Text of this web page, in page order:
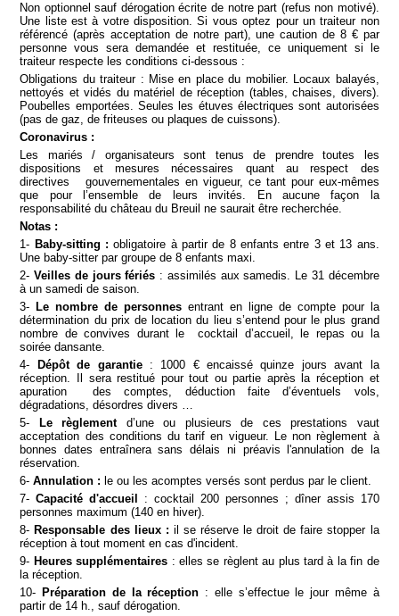
Non optionnel sauf dérogation écrite de notre part (refus non motivé).
Une liste est à votre disposition. Si vous optez pour un traiteur non
référencé (après acceptation de notre part), une caution de 8 € par
personne vous sera demandée et restituée, ce uniquement si le
traiteur respecte les conditions ci-dessous :
Obligations du traiteur : Mise en place du mobilier. Locaux balayés,
nettoyés et vidés du matériel de réception (tables, chaises, divers).
Poubelles emportées. Seules les étuves électriques sont autorisées
(pas de gaz, de friteuses ou plaques de cuissons).
Coronavirus :
Les mariés / organisateurs sont tenus de prendre toutes les
dispositions et mesures nécessaires quant au respect des
directives gouvernementales en vigueur, ce tant pour eux-mêmes
que pour l’ensemble de leurs invités. En aucune façon la
responsabilité du château du Breuil ne saurait être recherchée.
Notas :
1- Baby-sitting :obligatoire à partir de 8 enfants entre 3 et 13 ans.
Une baby-sitter par groupe de 8 enfants maxi.
2-Veilles de jours fériés : assimilés aux samedis. Le 31 décembre
à un samedi de saison.
3- Le nombre de personnes entrant en ligne de compte pour la
détermination du prix de location du lieu s’entend pour le plus grand
nombre de convives durant le cocktail d’accueil, le repas ou la
soirée dansante.
4-
Dépôt de garantie: 1000 € encaissé quinze jours avant la
réception. Il sera restitué pour tout ou partie après la réception et
apuration des comptes, déduction faite d’éventuels vols,
dégradations, désordres divers …
5-
Le règlement d’une ou plusieurs de ces prestations vaut
acceptation des conditions du tarif en vigueur. Le non règlement à
bonnes dates entraînera sans délais ni préavis l'annulation de la
réservation.
6-Annulation : le ou les acomptes versés sont perdus par le client.
7-Capacité d'accueil : cocktail 200 personnes ; dîner assis 170
personnes maximum (140 en hiver).
8- Responsable des lieux : il se réserve le droit de faire stopper la
réception à tout moment en cas d'incident.
9- Heures supplémentaires : elles se règlent au plus tard à la fin de
la réception.
10- Préparation de la réception : elle s’effectue le jour même à
partir de 14 h., sauf dérogation.